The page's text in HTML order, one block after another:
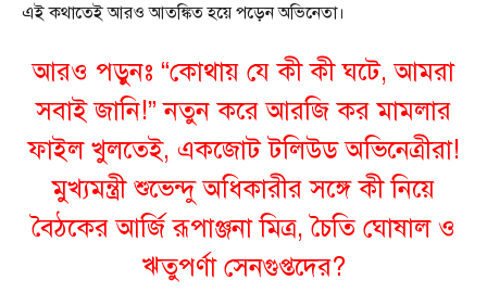
এই কথাতেই আরও আতঙ্কিত হয়ে পড়েন অভিনেতা।
আরও পড়ুনঃ “কোথায় যে কী কী ঘটে, আমরা
সবাই জানি!” নতুন করে আরজি কর মামলার
ফাইল খুলতেই, একজোট টলিউড অভিনেত্রীরা!
মুখ্যমন্ত্রী শুভেন্দু অধিকারীর সঙ্গে কী নিয়ে
বৈঠকের আর্জি রূপাঞ্জনা মিত্র, চৈতি ঘোষাল ও
ঋতুপর্ণা সেনগুপ্তদের?